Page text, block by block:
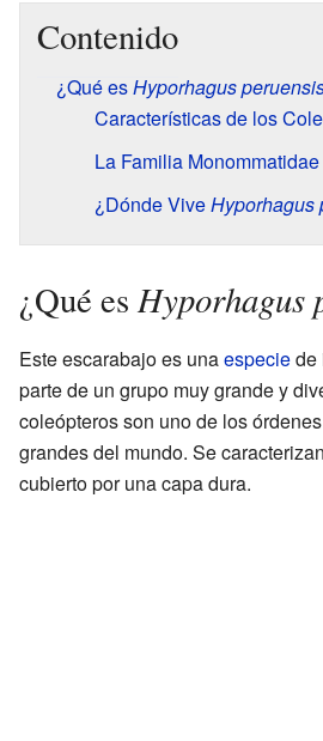
Contenido
¿Qué esHyporhagus
Características de los
La Familia Monommatidae
¿Dónde ViveHyporhagus
¿Qué esHyporhagus
Este escarabajo es unaespeciede
parte de un grupo muy grande y
coleópteros son uno de los
grandes del mundo. Se
cubierto por una capa dura.